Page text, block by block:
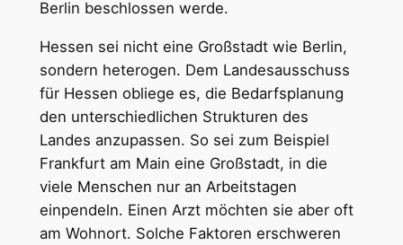
Berlin beschlossen werde.
Hessen sei nicht eine Großstadt wie Berlin,
sondern heterogen. Dem Landesausschuss
für Hessen obliege es, die Bedarfsplanung
den unterschiedlichen Strukturen des
Landes anzupassen. So sei zum Beispiel
Frankfurt am Main eine Großstadt, in die
viele Menschen nur an Arbeitstagen
einpendeln. Einen Arzt möchten sie aber oft
am Wohnort. Solche Faktoren erschweren